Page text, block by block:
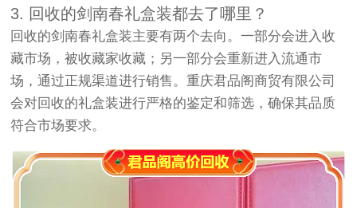
3. 回收的剑南春礼盒装都去了哪里？
回收的剑南春礼盒装主要有两个去向。一部分会进入收
藏市场，被收藏家收藏；另一部分会重新进入流通市
场，通过正规渠道进行销售。重庆君品阁商贸有限公司
会对回收的礼盒装进行严格的鉴定和筛选，确保其品质
符合市场要求。